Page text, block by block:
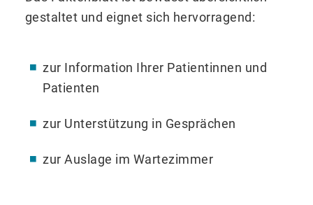
gestaltet und eignet sich hervorragend:
zur Information Ihrer Patientinnen und
Patienten
zur Unterstützung in Gesprächen
zur Auslage im Wartezimmer